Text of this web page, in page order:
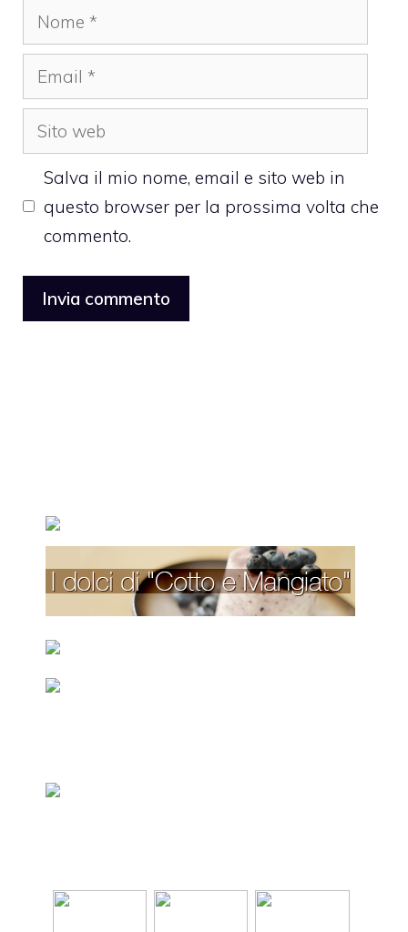
Nome
Email
Sito
web
Salva il mio nome, email e sito web in
questo browser per la prossima volta che
commento.